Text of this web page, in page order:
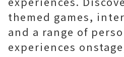
themed games,
and a range of
experiences